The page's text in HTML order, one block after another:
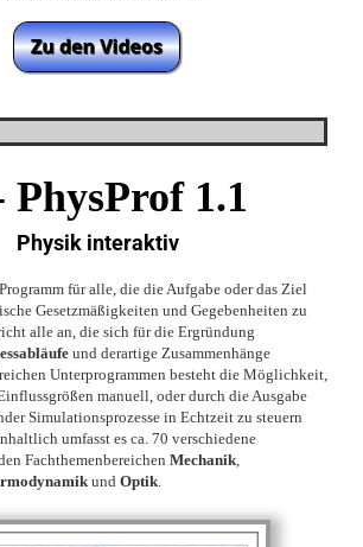
PhysProf 1.1
Physik interaktiv
für alle, die die Aufgabe oder das Ziel
Gesetzmäßigkeiten und Gegebenheiten zu
alle an, die sich für die Ergründung
und derartige Zusammenhänge
Unterprogrammen besteht die Möglichkeit,
manuell, oder durch die Ausgabe
Simulationsprozesse in Echtzeit zu steuern
umfasst es ca. 70 verschiedene
Fachthemenbereichen Mechanik,
und Optik.